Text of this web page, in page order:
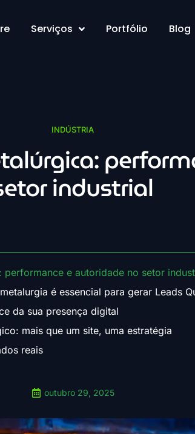
Serviços Portfólio Blog
INDÚSTRIA
industrial
e autoridade no setor
é essencial para gerar Leads
da sua presença digital
mais que um site, uma estratégia
reais
outubro 29, 2025